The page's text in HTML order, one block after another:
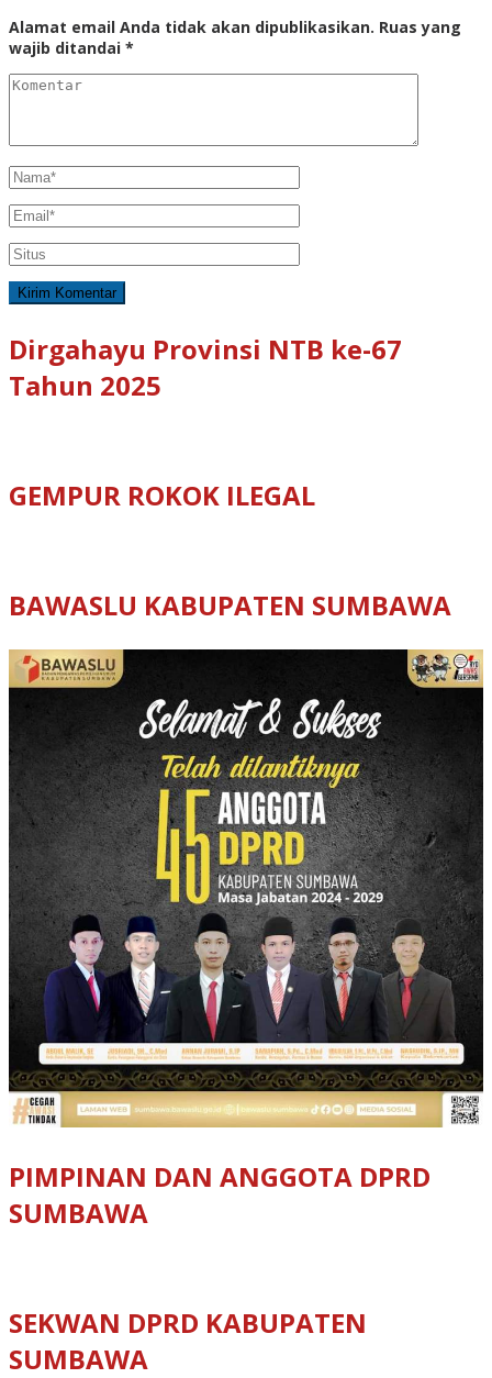
Alamat email Anda tidak akan dipublikasikan. Ruas yang
wajib ditandai *
Dirgahayu Provinsi NTB ke-67
Tahun 2025
GEMPUR ROKOK ILEGAL
BAWASLU KABUPATEN SUMBAWA
PIMPINAN DAN ANGGOTA DPRD
SUMBAWA
SEKWAN DPRD KABUPATEN
SUMBAWA